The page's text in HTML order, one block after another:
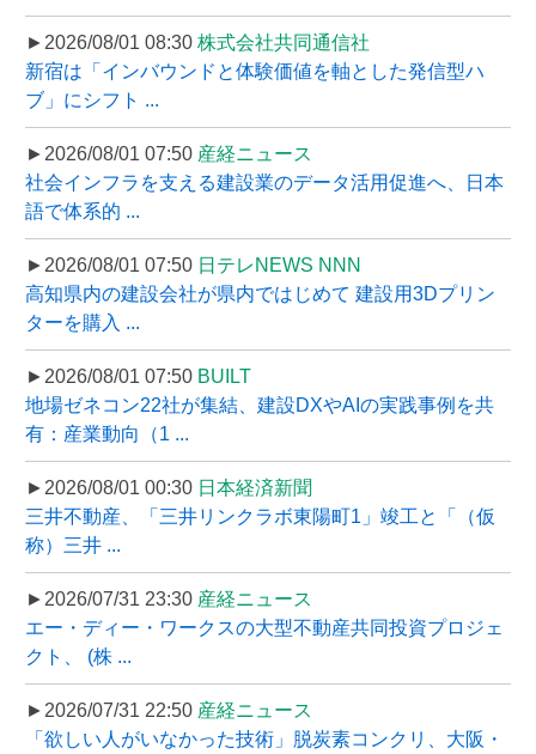
►2026/08/01 08:30 株式会社共同通信社
新宿は「インバウンドと体験価値を軸とした発信型ハ
ブ」にシフト ...
►2026/08/01 07:50 産経ニュース
社会インフラを支える建設業のデータ活用促進へ、日本
語で体系的 ...
►2026/08/01 07:50 日テレNEWS NNN
高知県内の建設会社が県内ではじめて 建設用3Dプリン
ターを購入 ...
►2026/08/01 07:50 BUILT
地場ゼネコン22社が集結、建設DXやAIの実践事例を共
有：産業動向（1 ...
►2026/08/01 00:30 日本経済新聞
三井不動産、「三井リンクラボ東陽町1」竣工と「（仮
称）三井 ...
►2026/07/31 23:30 産経ニュース
エー・ディー・ワークスの大型不動産共同投資プロジェ
クト、 (株 ...
►2026/07/31 22:50 産経ニュース
「欲しい人がいなかった技術」脱炭素コンクリ、大阪・